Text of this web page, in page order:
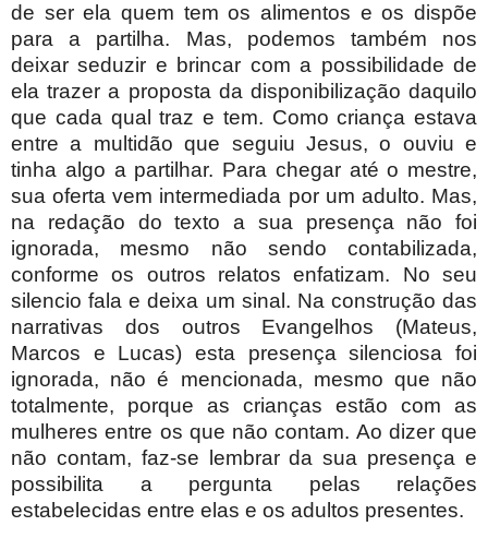
de ser ela quem tem os alimentos e os dispõe
para a partilha. Mas, podemos também nos
deixar seduzir e brincar com a possibilidade de
ela trazer a proposta da disponibilização daquilo
que cada qual traz e tem. Como criança estava
entre a multidão que seguiu Jesus, o ouviu e
tinha algo a partilhar. Para chegar até o mestre,
sua oferta vem intermediada por um adulto. Mas,
na redação do texto a sua presença não foi
ignorada, mesmo não sendo contabilizada,
conforme os outros relatos enfatizam. No seu
silencio fala e deixa um sinal. Na construção das
narrativas dos outros Evangelhos (Mateus,
Marcos e Lucas) esta presença silenciosa foi
ignorada, não é mencionada, mesmo que não
totalmente, porque as crianças estão com as
mulheres entre os que não contam. Ao dizer que
não contam, faz-se lembrar da sua presença e
possibilita a pergunta pelas relações
estabelecidas entre elas e os adultos presentes.